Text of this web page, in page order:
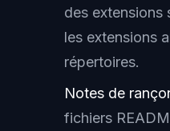
des extensions
les extensions
répertoires.
Notes de
fichiers